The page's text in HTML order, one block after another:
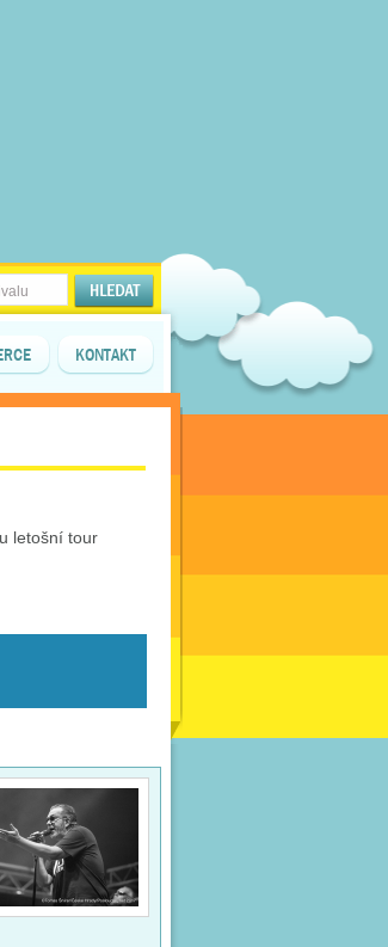
KONTAKT
letošní tour